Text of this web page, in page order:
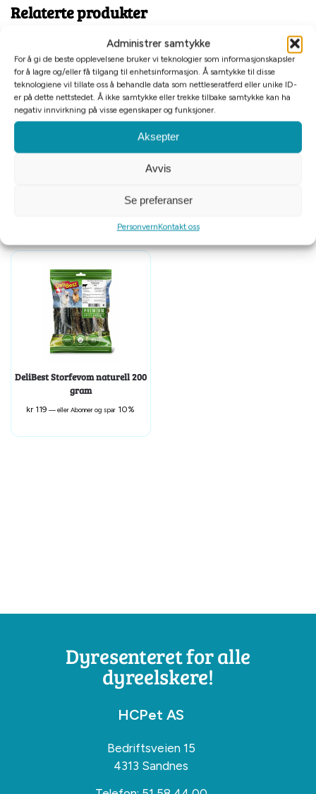
Administrer samtykke
For å gi de beste opplevelsene bruker vi teknologier som informasjonskapsler
for å lagre og/eller få tilgang til enhetsinformasjon. Å samtykke til disse
teknologiene vil tillate oss å behandle data som nettleseratferd eller unike ID-
er på dette nettstedet. Å ikke samtykke eller trekke tilbake samtykke kan ha
negativ innvirkning på visse egenskaper og funksjoner.
Aksepter
Avvis
Se preferanser
PersonvernKontakt oss
Relaterte produkter
10%
DeliBest Storfevom naturell 200
gram
kr119 —eller Abonner og spar 10%
Dyresenteret for alle
dyreelskere!
HCPet AS
Bedriftsveien 15
4313 Sandnes